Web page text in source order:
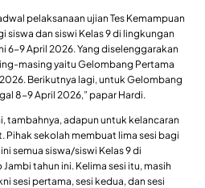
pelaksanaan ujian Tes Kemampuan
siswa dan siswi Kelas 9 di lingkungan
6-9 April 2026. Yang diselenggarakan
masing yaitu Gelombang Pertama
Berikutnya lagi, untuk Gelombang
8-9 April 2026,” papar Hardi.
tambahnya, adapun untuk kelancaran
Pihak sekolah membuat lima sesi bagi
semua siswa/siswi Kelas 9 di
Jambi tahun ini. Kelima sesi itu, masih
sesi pertama, sesi kedua, dan sesi